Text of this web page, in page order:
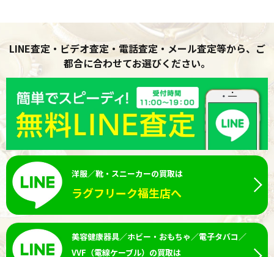
LINE査定・ビデオ査定・電話査定・メール査定等から、ご
都合に合わせてお選びください。
洋服／靴・スニーカーの買取は
ラグフリーク福生店へ
美容健康器具／ホビー・おもちゃ／電子タバコ／
VVF（電線ケーブル）の買取は